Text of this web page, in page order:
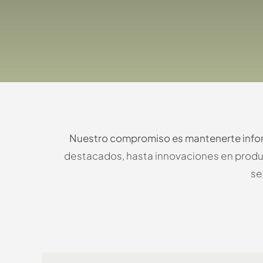
Nuestro compromiso es mantenerte
destacados, hasta innovaciones en